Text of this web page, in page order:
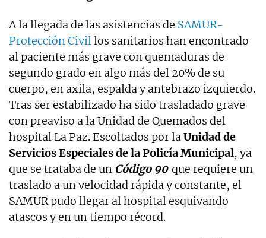
A la llegada de las asistencias de SAMUR-
Protección Civillos sanitarios han encontrado
al paciente más grave con quemaduras de
segundo grado en algo más del 20% de su
cuerpo, en axila, espalda y antebrazo izquierdo.
Tras ser estabilizado ha sido trasladado grave
con preaviso a la Unidad de Quemados del
hospital La Paz. Escoltados por laUnidad de
Servicios Especiales de la Policía Municipal, ya
que se trataba de un Código 90 que requiere un
traslado a un velocidad rápida y constante, el
SAMUR pudo llegar al hospital esquivando
atascos y en un tiempo récord.